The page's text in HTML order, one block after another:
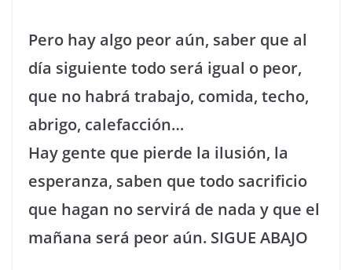
Pero hay algo peor aún, saber que al
día siguiente todo será igual o peor,
que no habrá trabajo, comida, techo,
abrigo, calefacción…
Hay gente que pierde la ilusión, la
esperanza, saben que todo sacrificio
que hagan no servirá de nada y que el
mañana será peor aún. SIGUE ABAJO